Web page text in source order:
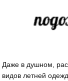
Даже в душном,
видов летней